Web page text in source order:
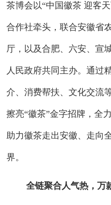
茶博会以“中国徽茶 迎客
合作社牵头，联合安徽省
厅，以及合肥、六安、宣
人民政府共同主办。通过
介、消费帮扶、文化交流
擦亮“徽茶”金字招牌，全
助力徽茶走出安徽、走向
界。
全链聚合人气热，万